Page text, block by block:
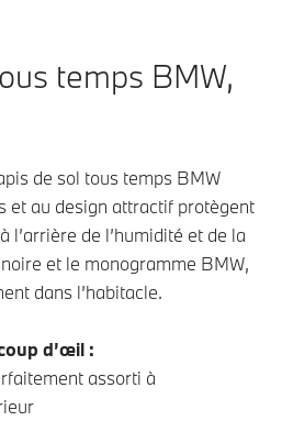
temps BMW,
de sol tous temps BMW
et au design attractif protègent
l’arrière de l’humidité et de la
et le monogramme BMW,
dans l’habitacle.
d’œil :
assorti à